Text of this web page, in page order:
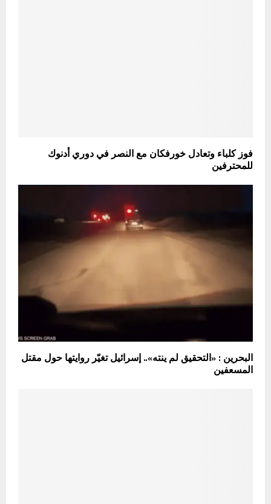
فوز كلباء وتعادل خورفكان مع النصر في دوري أدنوك
للمحترفين
البحرين : «التحقيق لم ينته».. إسرائيل تغيّر روايتها حول مقتل
المسعفين